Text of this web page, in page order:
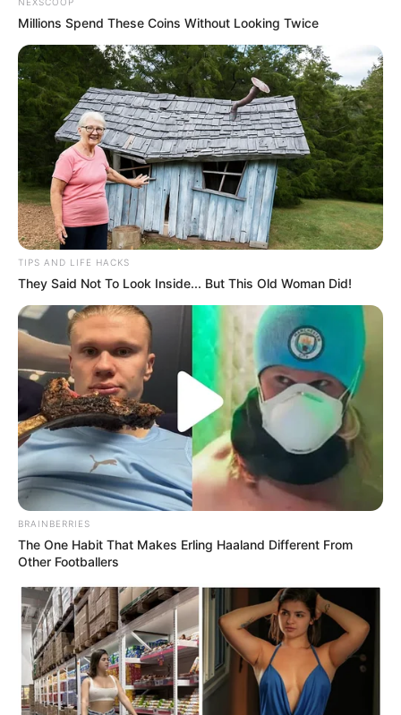
(foto: instagram/graciaz14)
3. Menawan dalam balutan gaun putih dan crowndi
kepalanya
Millions Spend These Coins Without Looking Twice
TIPS AND LIFE HACKS
They Said Not To Look Inside... But This Old Woman Did!
BRAINBERRIES
The One Habit That Makes Erling Haaland Different From
Other Footballers